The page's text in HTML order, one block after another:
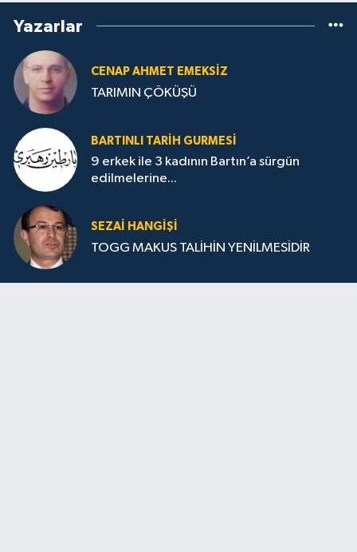
Yazarlar
CENAP AHMET EMEKSİZ
TARIMIN ÇÖKÜŞÜ
BARTINLI TARIH GURMESI
9 erkek ile 3 kadının Bartın’a sürgün
edilmelerine...
SEZAI HANGİŞİ
TOGG MAKUS TALİHİN YENİLMESİDİR